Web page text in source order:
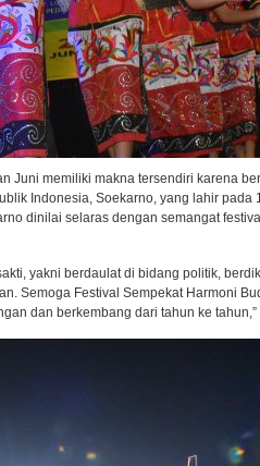
Juni memiliki makna tersendiri karena
Indonesia, Soekarno, yang lahir
dinilai selaras dengan semangat
yakni berdaulat di bidang politik,
Semoga Festival Sempekat Harmoni
dan berkembang dari tahun ke